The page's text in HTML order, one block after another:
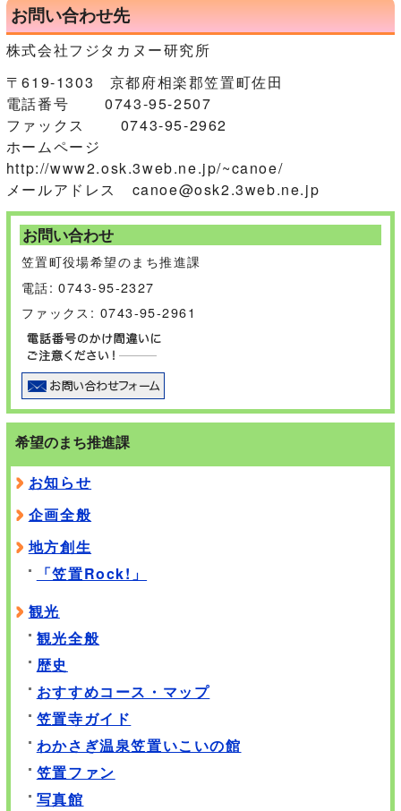
お問い合わせ先
株式会社フジタカヌー研究所
〒619-1303 京都府相楽郡笠置町佐田
電話番号 0743-95-2507
ファックス 0743-95-2962
ホームページ
http://www2.osk.3web.ne.jp/~canoe/
メールアドレス canoe@osk2.3web.ne.jp
お問い合わせ
笠置町役場希望のまち推進課
電話: 0743-95-2327
ファックス: 0743-95-2961
希望のまち推進課
お知らせ
企画全般
地方創生
「笠置Rock!」
観光
観光全般
歴史
おすすめコース・マップ
笠置寺ガイド
わかさぎ温泉笠置いこいの館
笠置ファン
写真館